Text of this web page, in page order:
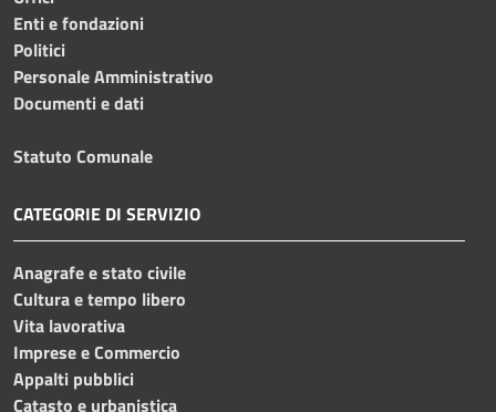
Enti e fondazioni
Politici
Personale Amministrativo
Documenti e dati
Statuto Comunale
CATEGORIE DI SERVIZIO
Anagrafe e stato civile
Cultura e tempo libero
Vita lavorativa
Imprese e Commercio
Appalti pubblici
Catasto e urbanistica